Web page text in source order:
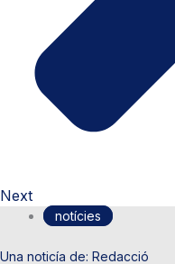
Next
notícies
Redacció